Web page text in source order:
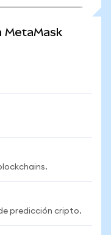
MetaMask
predicción cripto.